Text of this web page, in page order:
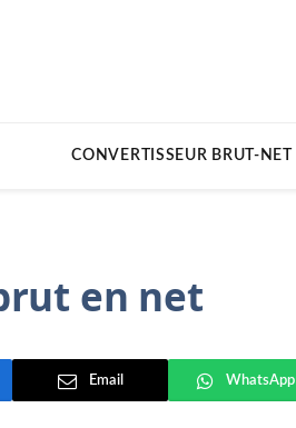
CONVERTISSEUR BRUT-NET
en net
Email WhatsApp